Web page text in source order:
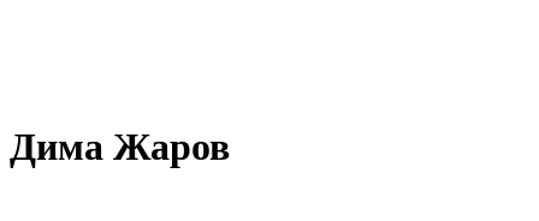
Дима Жаров